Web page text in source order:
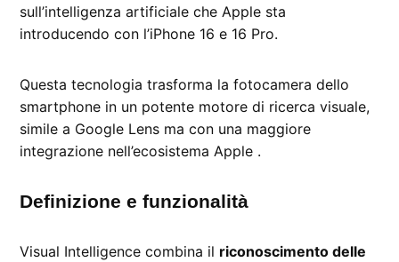
sull’intelligenza artificiale che Apple sta
introducendo con l’iPhone 16 e 16 Pro.
Questa tecnologia trasforma la fotocamera dello
smartphone in un potente motore di ricerca visuale,
simile a Google Lens ma con una maggiore
integrazione nell’ecosistema Apple .
Definizione e funzionalità
Visual Intelligence combina il riconoscimento delle